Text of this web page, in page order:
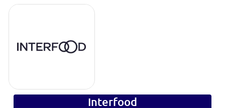
Interfood